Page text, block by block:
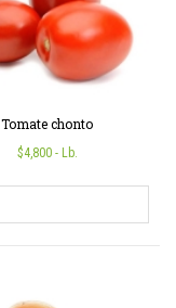
Tomate chonto
$4,800 - Lb.